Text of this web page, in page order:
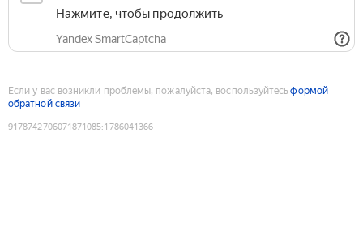
Нажмите, чтобы продолжить
Yandex SmartCaptcha
Если у вас возникли проблемы, пожалуйста, воспользуйтесьформой
обратной связи
9178742706071871085:1786041366